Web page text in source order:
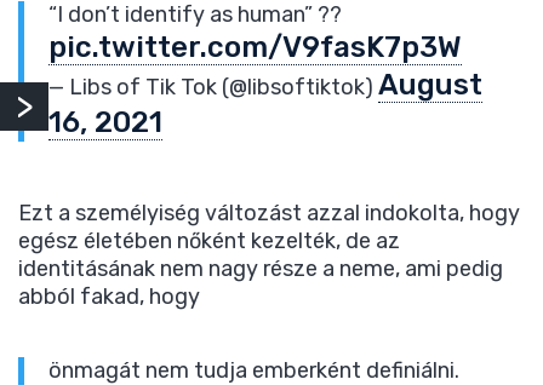
“I don’t identify as human” ??
pic.twitter.com/V9fasK7p3W
— Libs of Tik Tok (@libsoftiktok) August
16, 2021
Ezt a személyiség változást azzal indokolta, hogy
egész életében nőként kezelték, de az
identitásának nem nagy része a neme, ami pedig
abból fakad, hogy
önmagát nem tudja emberként definiálni.